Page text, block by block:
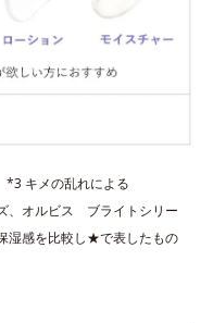
キメの乱れによる
、オルビス ブライトシリー
感を比較し★で表したもの